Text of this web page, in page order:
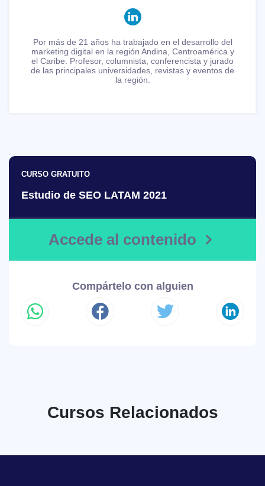
Por más de 21 años ha trabajado en el desarrollo del
marketing digital en la región Andina, Centroamérica y
el Caribe. Profesor, columnista, conferencista y jurado
de las principales universidades, revistas y eventos de
la región.
CURSO GRATUITO
Estudio de SEO LATAM 2021
Accede al contenido
Compártelo con alguien
Cursos Relacionados